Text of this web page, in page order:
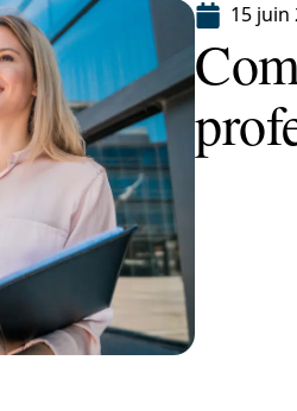
15 juin